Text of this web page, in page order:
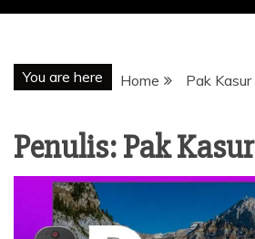
You are here Home Pak Kasur
Penulis:Pak Kasur